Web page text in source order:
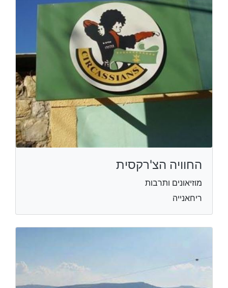
החוויה הצ'רקסית
מוזיאונים ותרבות
ריחאנייה